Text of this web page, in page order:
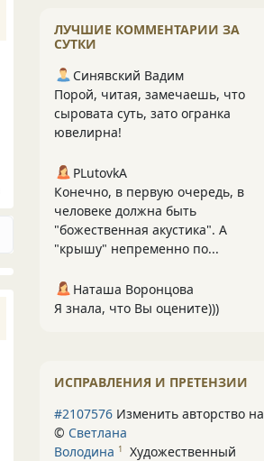
ЛУЧШИЕ КОММЕНТАРИИ ЗА
СУТКИ
Синявский Вадим
Порой, читая, замечаешь, что
сыровата суть, зато огранка
ювелирна!
PLutоvkА
Конечно, в первую очередь, в
человеке должна быть
"божественная акустика". А
"крышу" непременно по...
Наташа Воронцова
Я знала, что Вы оцените)))
ИСПРАВЛЕНИЯ И ПРЕТЕНЗИИ
#2107576 Изменить авторство на
© Светлана
Володина 1
Художественный